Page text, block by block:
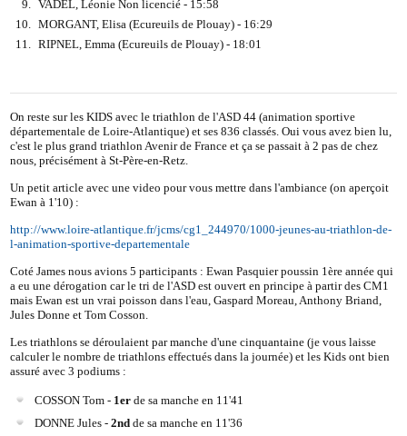
VADEL, Léonie Non licencié - 15:58
MORGANT, Elisa (Ecureuils de Plouay) - 16:29
RIPNEL, Emma (Ecureuils de Plouay) - 18:01
On reste sur les KIDS avec le triathlon de l'ASD 44 (animation sportive
départementale de Loire-Atlantique) et ses 836 classés. Oui vous avez bien lu,
c'est le plus grand triathlon Avenir de France et ça se passait à 2 pas de chez
nous, précisément à St-Père-en-Retz.
Un petit article avec une video pour vous mettre dans l'ambiance (on aperçoit
Ewan à 1'10) :
http://www.loire-atlantique.fr/jcms/cg1_244970/1000-jeunes-au-triathlon-de-
l-animation-sportive-departementale
Coté James nous avions 5 participants : Ewan Pasquier poussin 1ère année qui
a eu une dérogation car le tri de l'ASD est ouvert en principe à partir des CM1
mais Ewan est un vrai poisson dans l'eau, Gaspard Moreau, Anthony Briand,
Jules Donne et Tom Cosson.
Les triathlons se déroulaient par manche d'une cinquantaine (je vous laisse
calculer le nombre de triathlons effectués dans la journée) et les Kids ont bien
assuré avec 3 podiums :
COSSON Tom - 1er de sa manche en 11'41
DONNE Jules -2nd de sa manche en 11'36